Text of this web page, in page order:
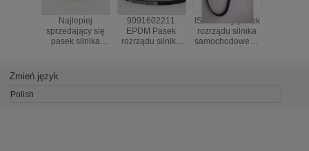
Najlepiej
sprzedający się
pasek silnika
3.5 99367C2090
7PK2090
9091602211
EPDM Pasek
rozrządu silnika
ISO czarny pasek
rozrządu silnika
samochodowego
Zmień język
Polish